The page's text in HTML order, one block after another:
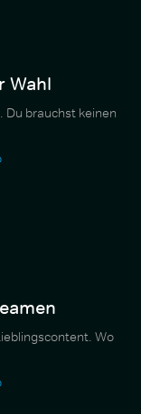
Wahl
Du brauchst keinen
Wo